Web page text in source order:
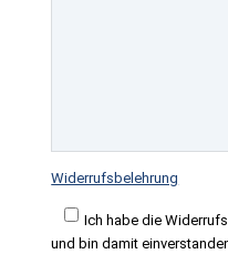
Widerrufsbelehrung
Ich habe die
und bin damit